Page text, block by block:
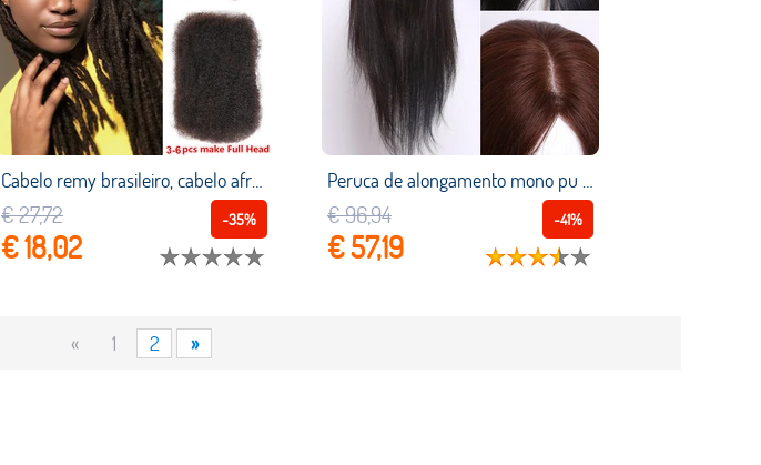
Cabelo remy brasileiro, cabelo afro encaracolado, em massa, cabelo humano para trança, dreads1, pacote com 50 g/pc, cor natural, tranças sem trama
-35%
€ 27,72
€ 18,02
Peruca de alongamento mono pu feminina, extensão de cabelo humano remy com grampos de qualidade, maroon preta e dupla
-41%
€ 96,94
€ 57,19
« 1 2 »